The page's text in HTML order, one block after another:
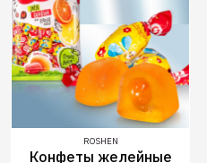
ROSHEN
Конфеты желейные